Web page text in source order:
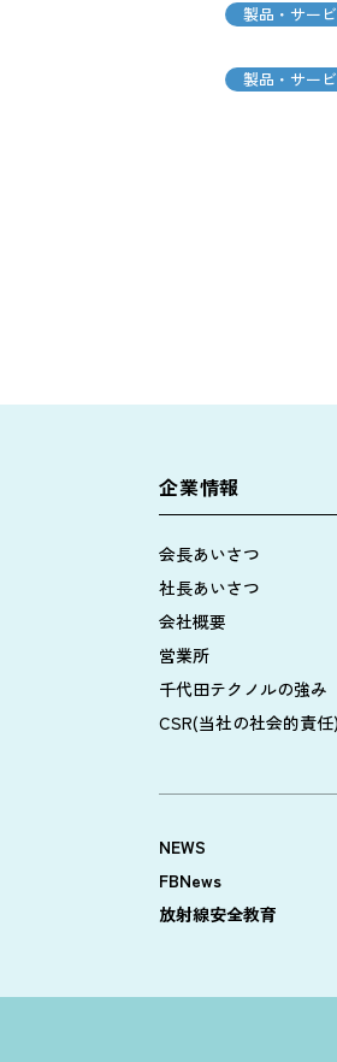
製品・サー
製品・サー
企業情報
会長あいさつ
社長あいさつ
会社概要
営業所
千代田テクノルの強み
CSR(当社の社会的責任)
NEWS
FBNews
放射線安全教育